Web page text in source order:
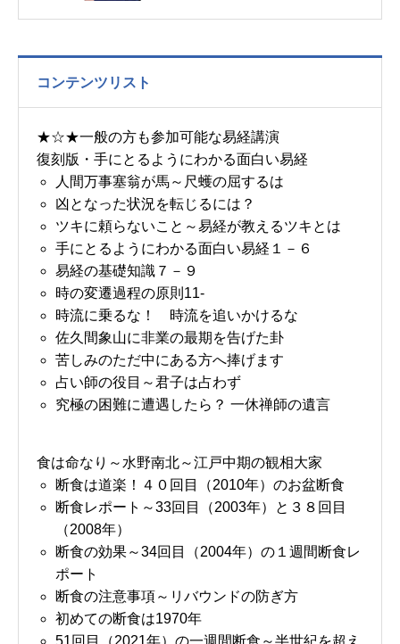
コンテンツリスト
★☆★一般の方も参加可能な易経講演
復刻版・手にとるようにわかる面白い易経
人間万事塞翁が馬～尺蠖の屈するは
凶となった状況を転じるには？
ツキに頼らないこと～易経が教えるツキとは
手にとるようにわかる面白い易経１－６
易経の基礎知識７－９
時の変遷過程の原則11-
時流に乗るな！ 時流を追いかけるな
佐久間象山に非業の最期を告げた卦
苦しみのただ中にある方へ捧げます
占い師の役目～君子は占わず
究極の困難に遭遇したら？ 一休禅師の遺言
食は命なり～水野南北～江戸中期の観相大家
断食は道楽！４０回目（2010年）のお盆断食
断食レポート～33回目（2003年）と３８回目
（2008年）
断食の効果～34回目（2004年）の１週間断食レ
ポート
断食の注意事項～リバウンドの防ぎ方
初めての断食は1970年